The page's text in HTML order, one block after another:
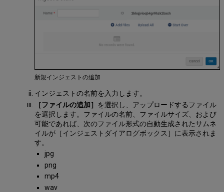
へ
ピ
ン
グ
Excel
メ
タ
デ
ー
タ
フ
ァ
イ
ル
新規インジェストの追加
インジェストの名前を入力します。
［ファイルの追加］
を選択し、アップロードするファイル
を選択します。ファイルの名前、ファイルサイズ、および
可能であれば、次のファイル形式の自動生成されたサムネ
イルが［インジェストダイアログボックス］に表示されま
す。
jpg
png
mp4
wav